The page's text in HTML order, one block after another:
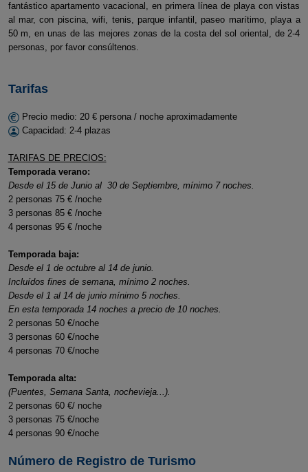
fantástico apartamento vacacional, en primera línea de playa con vistas
al mar, con piscina, wifi, tenis, parque infantil, paseo marítimo, playa a
50 m, en unas de las mejores zonas de la costa del sol oriental, de 2-4
personas, por favor consúltenos.
Tarifas
Precio medio: 20 € persona / noche aproximadamente
Capacidad: 2-4 plazas
TARIFAS DE PRECIOS:
Temporada verano:
Desde el 15 de Junio al 30 de Septiembre, mínimo 7 noches.
2 personas 75 € /noche
3 personas 85 € /noche
4 personas 95 € /noche
Temporada baja:
Desde el 1 de octubre al 14 de junio.
Incluídos fines de semana, mínimo 2 noches.
Desde el 1 al 14 de junio mínimo 5 noches.
En esta temporada 14 noches a precio de 10 noches.
2 personas 50 €/noche
3 personas 60 €/noche
4 personas 70 €/noche
Temporada alta:
(Puentes, Semana Santa, nochevieja...).
2 personas 60 €/ noche
3 personas 75 €/noche
4 personas 90 €/noche
Número de Registro de Turismo